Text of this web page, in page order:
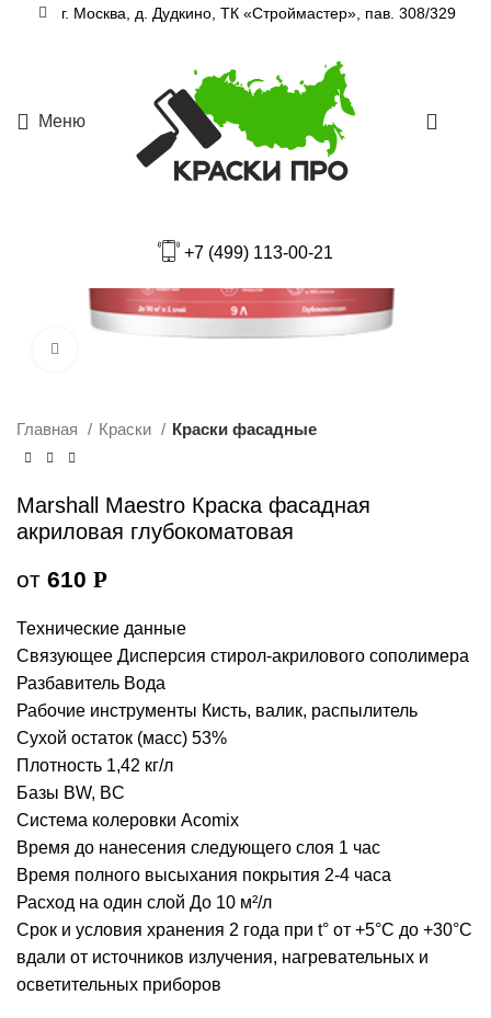
г. Москва, д. Дудкино, ТК «Строймастер», пав. 308/329
Меню
+7 (499) 113-00-21
Главная Краски Краски фасадные
Marshall Maestro Краска фасадная
акриловая глубокоматовая
от 610 Р
Технические данные
Связующее Дисперсия стирол-акрилового сополимера
Разбавитель Вода
Рабочие инструменты Кисть, валик, распылитель
Сухой остаток (масс) 53%
Плотность 1,42 кг/л
Базы BW, BC
Система колеровки Acomix
Время до нанесения следующего слоя 1 час
Время полного высыхания покрытия 2-4 часа
Расход на один слой До 10 м²/л
Срок и условия хранения 2 года при t° от +5°С до +30°С
вдали от источников излучения, нагревательных и
осветительных приборов